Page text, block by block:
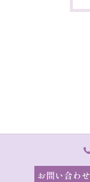
お問い合わ